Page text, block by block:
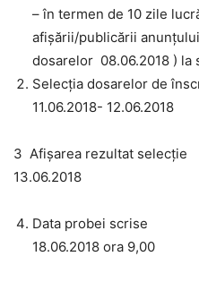
– în termen de 10 zile
afişării/publicării
dosarelor 08.06.2018 ) la
Selecţia
11.06.2018- 12.06.2018
3 Afișarea
13.06.2018
Data
18.06.2018 ora 9,00